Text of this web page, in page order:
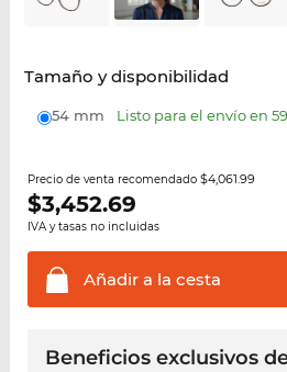
Tamaño y disponibilidad
54 mm Listo para el envío en
Precio de venta recomendado $4,061.99
$3,452.69
IVA y tasas no incluidas
Añadir a la cesta
Beneficios exclusivos